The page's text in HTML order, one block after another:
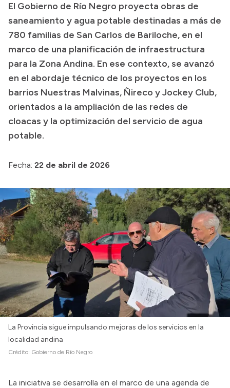
Presupuesto
Boletín Oficial
Compras y licitaciones
Consulta de expedientes
Consulta de pago a proveedores
Convocatorias
Login
El Gobierno de Río Negro proyecta obras de
saneamiento y agua potable destinadas a más de
780 familias de San Carlos de Bariloche, en el
marco de una planificación de infraestructura
para la Zona Andina. En ese contexto, se avanzó
en el abordaje técnico de los proyectos en los
barrios Nuestras Malvinas, Ñireco y Jockey Club,
orientados a la ampliación de las redes de
cloacas y la optimización del servicio de agua
potable.
Fecha: 22 de abril de 2026
La Provincia sigue impulsando mejoras de los servicios en la
localidad andina
Crédito: Gobierno de Río Negro
La iniciativa se desarrolla en el marco de una agenda de